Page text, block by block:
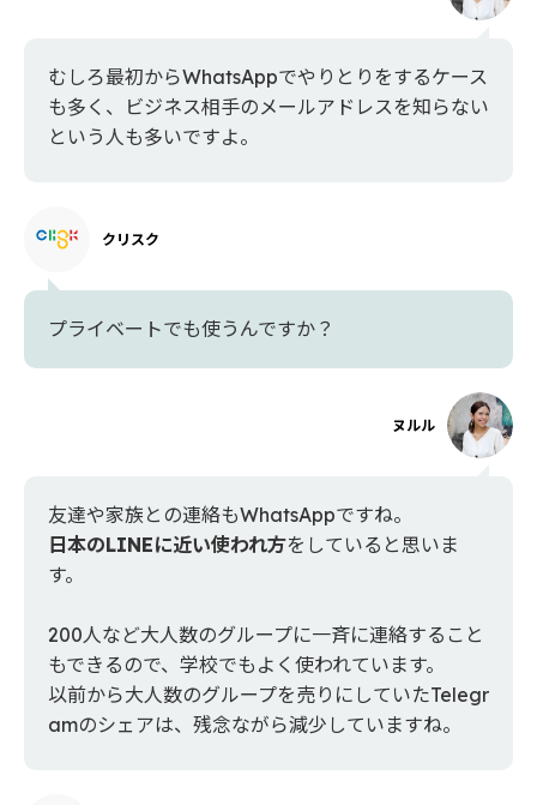
むしろ最初からWhatsAppでやりとりをするケース
も多く、ビジネス相手のメールアドレスを知らない
という人も多いですよ。
クリスク
プライベートでも使うんですか？
ヌルル
友達や家族との連絡もWhatsAppですね。
日本のLINEに近い使われ方をしていると思いま
す。
200人など大人数のグループに一斉に連絡すること
もできるので、学校でもよく使われています。
以前から大人数のグループを売りにしていたTelegr
amのシェアは、残念ながら減少していますね。